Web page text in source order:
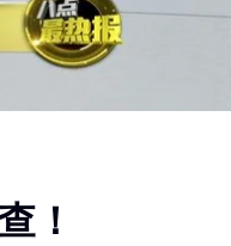
！